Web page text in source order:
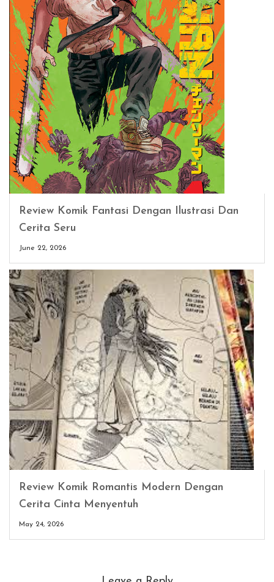
Review Komik Fantasi Dengan Ilustrasi Dan
Cerita Seru
June 22, 2026
Review Komik Romantis Modern Dengan
Cerita Cinta Menyentuh
May 24, 2026